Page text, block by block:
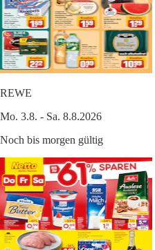
REWE
Mo. 3.8. - Sa. 8.8.2026
Noch bis morgen gültig